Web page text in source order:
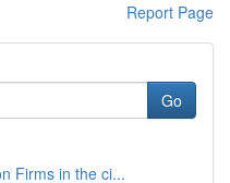
Report Page
Go
Firms in the ci...